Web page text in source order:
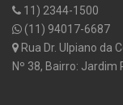
11) 2344-1500
(11) 94017-6687
Rua Dr. Ulpiano da
Nº 38, Bairro: Jardim